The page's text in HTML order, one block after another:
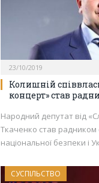
23/10/2019
Колишній
концерт» став
Народний депутат від
Ткаченко став радником
національної безпеки і
СУСПІЛЬСТВО